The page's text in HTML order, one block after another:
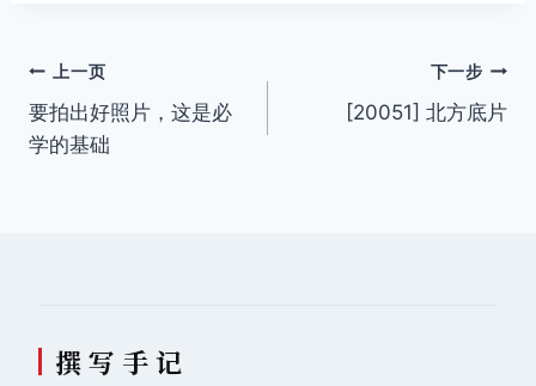
文
章
上一页
要拍出好照片，这是必
学的基础
下一步
[20051] 北方底片
撰 写 手 记